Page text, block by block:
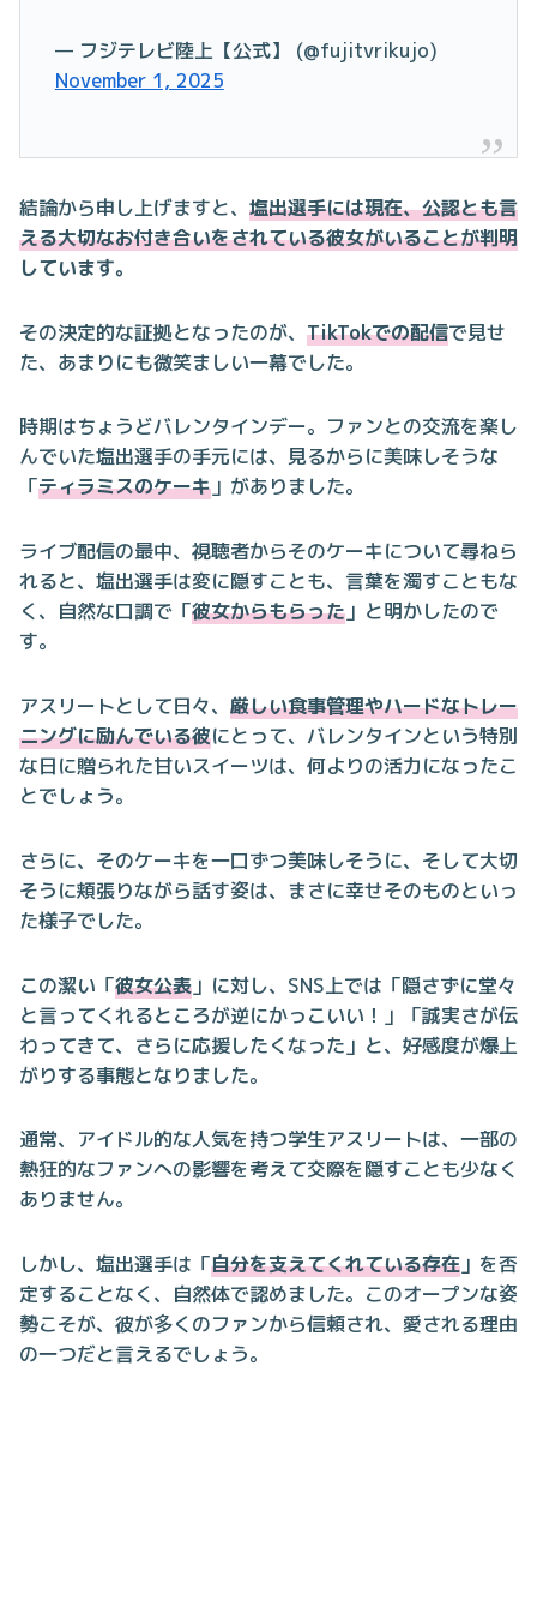
— フジテレビ陸上【公式】 (@fujitvrikujo)
November 1, 2025
結論から申し上げますと、 塩出選手には現在、公認とも言
える大切なお付き合いをされている彼女がいることが判明
しています。
その決定的な証拠となったのが、 TikTokでの配信で見せ
た、あまりにも微笑ましい一幕でした。
時期はちょうどバレンタインデー。ファンとの交流を楽し
んでいた塩出選手の手元には、見るからに美味しそうな
「ティラミスのケーキ 」がありました。
ライブ配信の最中、視聴者からそのケーキについて尋ねら
れると、塩出選手は変に隠すことも、言葉を濁すこともな
く、自然な口調で「彼女からもらった 」と明かしたので
す。
アスリートとして日々、 厳しい食事管理やハードなトレー
ニングに励んでいる彼にとって、バレンタインという特別
な日に贈られた甘いスイーツは、何よりの活力になったこ
とでしょう。
さらに、そのケーキを一口ずつ美味しそうに、そして大切
そうに頬張りながら話す姿は、まさに幸せそのものといっ
た様子でした。
この潔い「彼女公表 」に対し、SNS上では「隠さずに堂々
と言ってくれるところが逆にかっこいい！」「誠実さが伝
わってきて、さらに応援したくなった」と、好感度が爆上
がりする事態となりました。
通常、アイドル的な人気を持つ学生アスリートは、一部の
熱狂的なファンへの影響を考えて交際を隠すことも少なく
ありません。
しかし、塩出選手は「自分を支えてくれている存在 」を否
定することなく、自然体で認めました。このオープンな姿
勢こそが、彼が多くのファンから信頼され、愛される理由
の一つだと言えるでしょう。